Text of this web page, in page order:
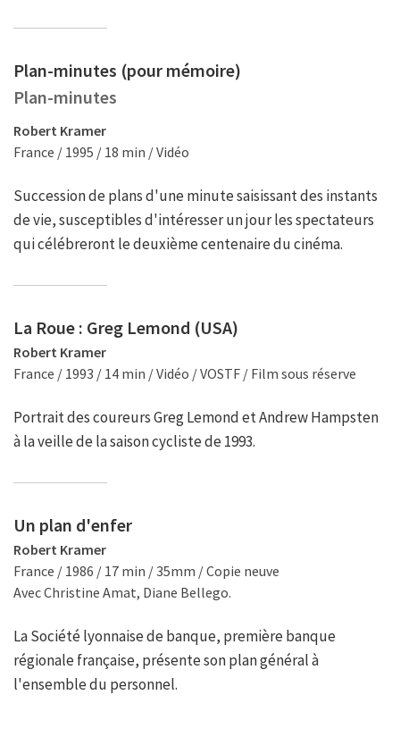
Plan-minutes (pour mémoire)
Plan-minutes
Robert Kramer
France / 1995 / 18 min / Vidéo
Succession de plans d'une minute saisissant des instants
de vie, susceptibles d'intéresser un jour les spectateurs
qui célébreront le deuxième centenaire du cinéma.
La Roue : Greg Lemond (USA)
Robert Kramer
France / 1993 / 14 min / Vidéo / VOSTF / Film sous réserve
Portrait des coureurs Greg Lemond et Andrew Hampsten
à la veille de la saison cycliste de 1993.
Un plan d'enfer
Robert Kramer
France / 1986 / 17 min / 35mm / Copie neuve
Avec Christine Amat, Diane Bellego.
La Société lyonnaise de banque, première banque
régionale française, présente son plan général à
l'ensemble du personnel.